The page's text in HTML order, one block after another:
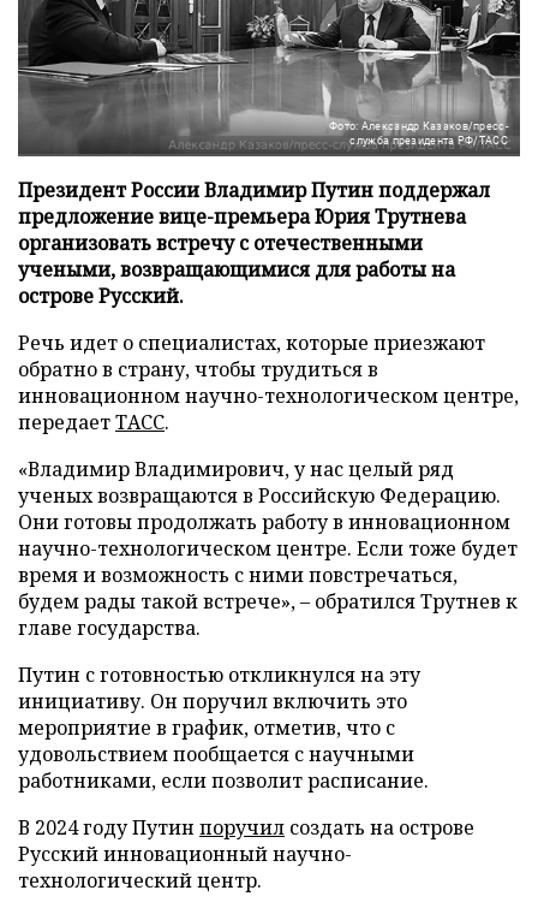
Фото: Александр Казаков/пресс-
служба президента РФ/ТАСС
Президент России Владимир Путин поддержал
предложение вице-премьера Юрия Трутнева
организовать встречу с отечественными
учеными, возвращающимися для работы на
острове Русский.
Речь идет о специалистах, которые приезжают
обратно в страну, чтобы трудиться в
инновационном научно-технологическом центре,
передаетТАСС.
«Владимир Владимирович, у нас целый ряд
ученых возвращаются в Российскую Федерацию.
Они готовы продолжать работу в инновационном
научно-технологическом центре. Если тоже будет
время и возможность с ними повстречаться,
будем рады такой встрече», – обратился Трутнев к
главе государства.
Путин с готовностью откликнулся на эту
инициативу. Он поручил включить это
мероприятие в график, отметив, что с
удовольствием пообщается с научными
работниками, если позволит расписание.
В 2024 году Путин поручил создать на острове
Русский инновационный научно-
технологический центр.